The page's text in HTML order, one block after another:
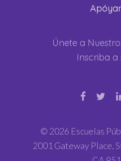
Únete a
Inscriba a
© 2026 Escuelas
2001 Gateway Place,